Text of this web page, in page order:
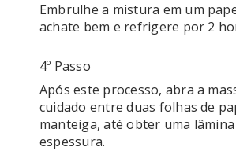
Embrulhe a mistura em um
achate bem e refrigere por 2
4º Passo
Após este processo, abra a
cuidado entre duas folhas de
manteiga, até obter uma lâmina
espessura.